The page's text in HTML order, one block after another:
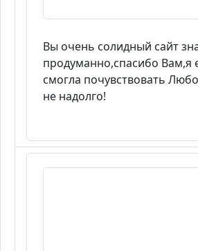
Вы очень солидный сайт
продуманно,спасибо Вам,я
смогла почувствовать
не надолго!